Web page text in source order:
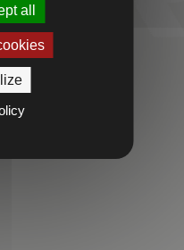
Temps 2 Sport !
all